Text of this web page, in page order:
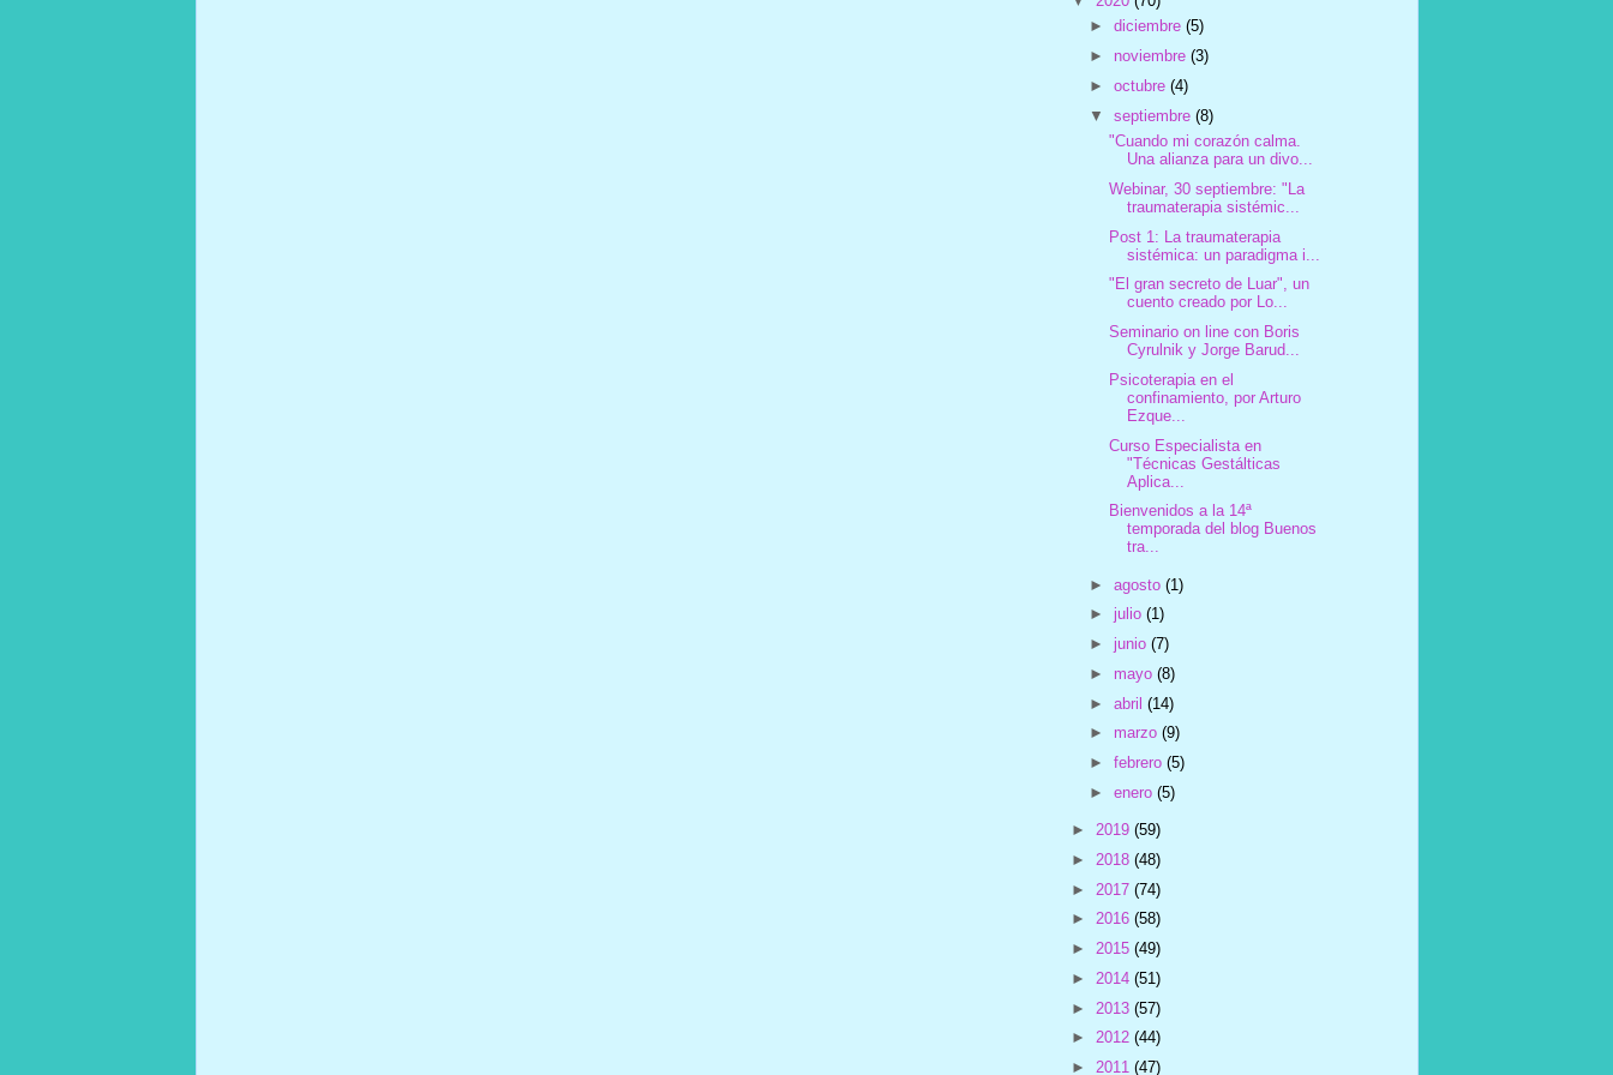
►diciembre(5)
► noviembre(3)
►octubre(4)
▼septiembre(8)
"Cuando mi corazón calma.
Una alianza para un divo...
Webinar, 30 septiembre: "La
traumaterapia sistémic...
Post 1: La traumaterapia
sistémica: un paradigma i...
"El gran secreto de Luar", un
cuento creado por Lo...
Seminario on line con Boris
Cyrulnik y Jorge Barud...
Psicoterapia en el
confinamiento, por Arturo
Ezque...
Curso Especialista en
"Técnicas Gestálticas
Aplica...
Bienvenidos a la 14ª
temporada del blog Buenos
tra...
►agosto(1)
►julio(1)
►junio(7)
► mayo(8)
►abril(14)
► marzo(9)
►febrero(5)
►enero(5)
► 2019 (59)
► 2018 (48)
► 2017 (74)
► 2016 (58)
► 2015 (49)
► 2014 (51)
► 2013 (57)
► 2012 (44)
► 2011 (47)